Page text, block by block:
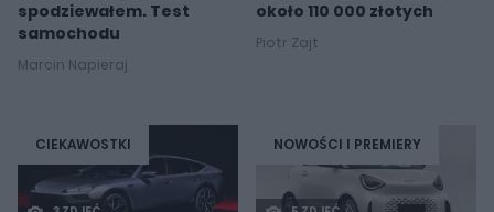
spodziewałem. Test
samochodu
Marcin Napieraj
około 110 000 złotych
Piotr Zajt
CIEKAWOSTKI NOWOŚCI I PREMIERY